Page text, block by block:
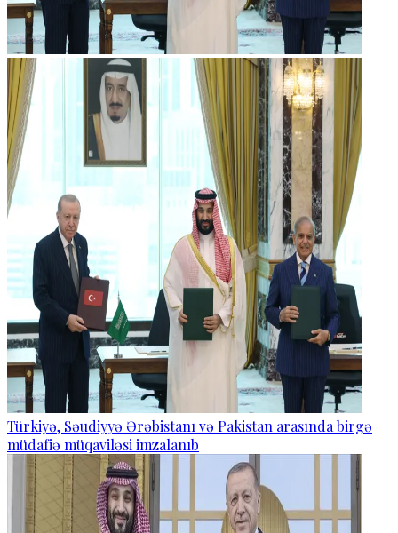
Türkiyə, Səudiyyə Ərəbistanı və Pakistan arasında birgə
müdafiə müqaviləsi imzalanıb